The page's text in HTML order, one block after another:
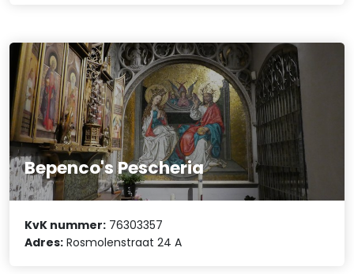
Bepenco's Pescheria
KvK nummer: 76303357
Adres: Rosmolenstraat 24 A